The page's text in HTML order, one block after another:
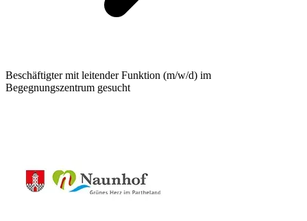
Beschäftigter mit leitender Funktion (m/w/d) im
Begegnungszentrum gesucht